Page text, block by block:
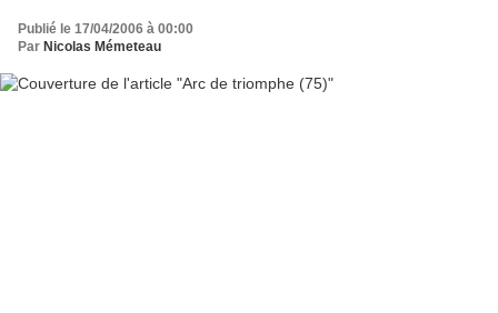
Publié le 17/04/2006 à 00:00
Par Nicolas Mémeteau